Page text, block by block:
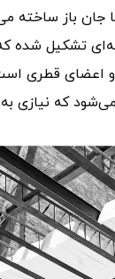
جان باز ساخته
تشکیل شده
و اعضای قطری
که نیازی